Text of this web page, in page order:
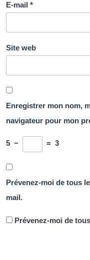
E-mail *
Site web
Enregistrer mon nom,
navigateur pour mon
5 − = 3
Prévenez-moi de tous
mail.
Prévenez-moi de